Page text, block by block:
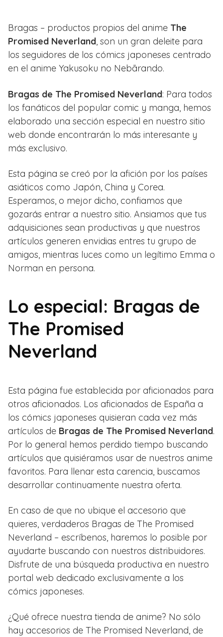
Bragas – productos propios del anime The
Promised Neverland, son un gran deleite para
los seguidores de los cómics japoneses centrado
en el anime Yakusoku no Nebārando.
Bragas de The Promised Neverland: Para todos
los fanáticos del popular comic y manga, hemos
elaborado una sección especial en nuestro sitio
web donde encontrarán lo más interesante y
más exclusivo.
Esta página se creó por la afición por los países
asiáticos como Japón, China y Corea.
Esperamos, o mejor dicho, confiamos que
gozarás entrar a nuestro sitio. Ansiamos que tus
adquisiciones sean productivas y que nuestros
artículos generen envidias entres tu grupo de
amigos, mientras luces como un legítimo Emma o
Norman en persona.
Lo especial: Bragas de
The Promised
Neverland
Esta página fue establecida por aficionados para
otros aficionados. Los aficionados de España a
los cómics japoneses quisieran cada vez más
artículos de Bragas de The Promised Neverland.
Por lo general hemos perdido tiempo buscando
artículos que quisiéramos usar de nuestros anime
favoritos. Para llenar esta carencia, buscamos
desarrollar continuamente nuestra oferta.
En caso de que no ubique el accesorio que
quieres, verdaderos Bragas de The Promised
Neverland – escríbenos, haremos lo posible por
ayudarte buscando con nuestros distribuidores.
Disfrute de una búsqueda productiva en nuestro
portal web dedicado exclusivamente a los
cómics japoneses.
¿Qué ofrece nuestra tienda de anime? No sólo
hay accesorios de The Promised Neverland, de